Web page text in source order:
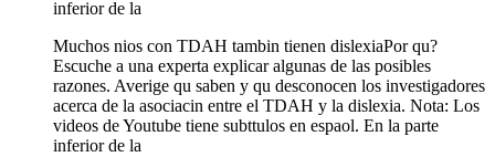
inferior de la
Muchos nios con TDAH tambin tienen dislexiaPor qu?
Escuche a una experta explicar algunas de las posibles
razones. Averige qu saben y qu desconocen los investigadores
acerca de la asociacin entre el TDAH y la dislexia. Nota: Los
videos de Youtube tiene subttulos en espaol. En la parte
inferior de la